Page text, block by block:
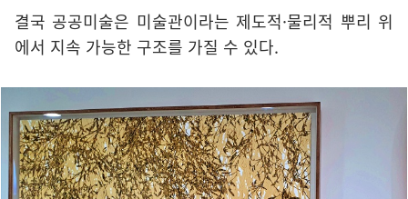
결국 공공미술은 미술관이라는 제도적·물리적 뿌리 위
에서 지속 가능한 구조를 가질 수 있다.